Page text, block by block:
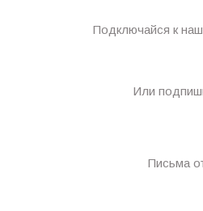
Подключайся к
Или
Письма